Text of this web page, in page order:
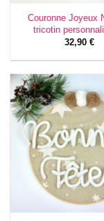
Couronne Joyeux
tricotin
32,90 €